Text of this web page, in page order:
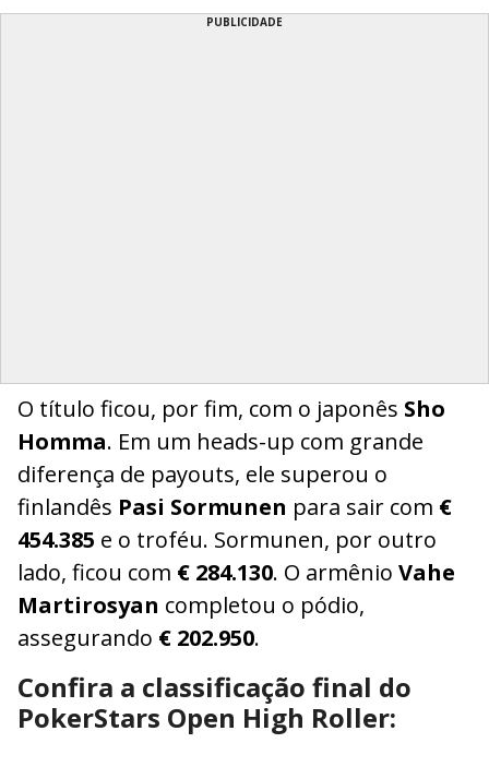
PUBLICIDADE
O título ficou, por fim, com o japonês Sho
Homma. Em um heads-up com grande
diferença de payouts, ele superou o
finlandês Pasi Sormunen para sair com €
454.385 e o troféu. Sormunen, por outro
lado, ficou com € 284.130. O armênio Vahe
Martirosyan completou o pódio,
assegurando € 202.950.
Confira a classificação final do
PokerStars Open High Roller: